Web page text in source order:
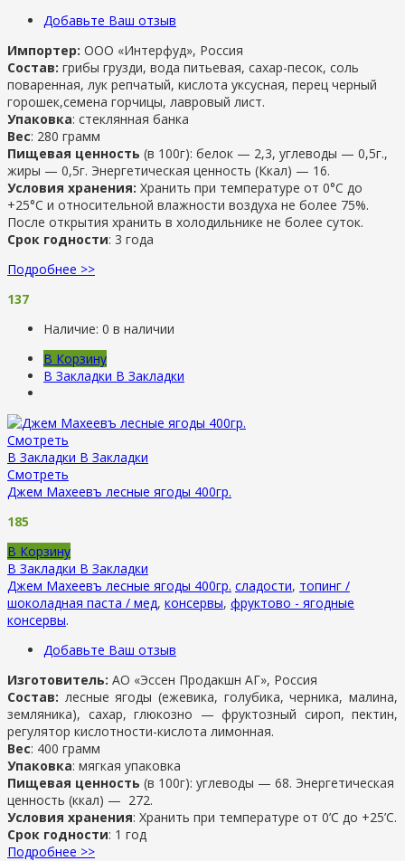
Добавьте Ваш отзыв
Импортер: ООО «Интерфуд», Россия
Состав: грибы грузди, вода питьевая, сахар-песок, соль
поваренная, лук репчатый, кислота уксусная, перец черный
горошек,семена горчицы, лавровый лист.
Упаковка: стеклянная банка
Вес: 280 грамм
Пищевая ценность (в 100г): белок — 2,3, углеводы — 0,5г.,
жиры — 0,5г. Энергетическая ценность (Ккал) — 16.
Условия хранения: Хранить при температуре от 0°С до
+25°С и относительной влажности воздуха не более 75%.
После открытия хранить в холодильнике не более суток.
Срок годности: 3 года
Подробнее >>
137
Наличие: 0 в наличии
В Корзину
В Закладки В Закладки
Смотреть
В Закладки В Закладки
Смотреть
Джем Махеевъ лесные ягоды 400гр.
185
В Корзину
В Закладки В Закладки
Джем Махеевъ лесные ягоды 400гр. сладости, топинг /
шоколадная паста / мед, консервы, фруктово - ягодные
консервы.
Добавьте Ваш отзыв
Изготовитель: АО «Эссен Продакшн АГ», Россия
Состав: лесные ягоды (ежевика, голубика, черника, малина,
земляника), сахар, глюкозно — фруктозный сироп, пектин,
регулятор кислотности-кислота лимонная.
Вес: 400 грамм
Упаковка: мягкая упаковка
Пищевая ценность (в 100г): углеводы — 68. Энергетическая
ценность (ккал) — 272.
Условия хранения: Хранить при температуре от 0’C до +25’C.
Срок годности: 1 год
Подробнее >>